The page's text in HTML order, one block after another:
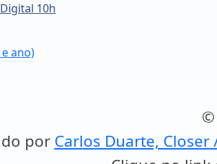
10h
ano)
©
por Carlos Duarte, Closer